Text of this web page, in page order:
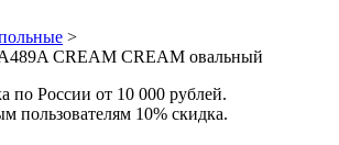
>
CREAM CREAM овальный
по России от 10 000 рублей.
пользователям 10% скидка.